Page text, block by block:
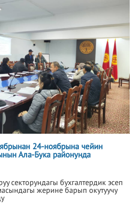
24-ноябрына чейин
Ала-Бука районунда
секторундагы бухгалтердик эсеп
жерине барып окутуучу